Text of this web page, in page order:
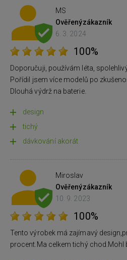
MS
Ověřenýzákazník
6. 3. 2024
100%
Doporučuji, používám léta,
Pořídil jsem více modelů po
Dlouhá výdrž na baterie.
design
tichý
dávkování akorát
Miroslav
Ověřenýzákazník
10. 9. 2023
100%
Tento výrobek má zajímavý
procent.Ma celkem tichý chod.Mohl